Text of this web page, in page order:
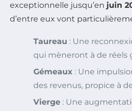
exceptionnelle jusqu’en juin
d’entre eux vont
Taureau : Une
qui mèneront à de réels
Gémeaux : Une
des revenus, propice à
Vierge : Une